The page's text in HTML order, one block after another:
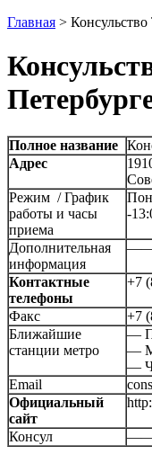
Главная >
Полное название
Адрес
Режим / График
работы и часы
приема
-
Дополнительная
информация
Контактные
телефоны
+7
Факс
+7
Ближайшие
станции метро
—
—
—
Email
Официальный
сайт
Консул